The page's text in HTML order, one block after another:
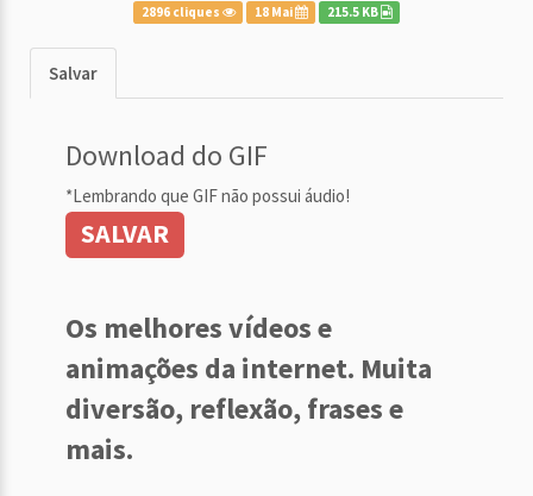
2896 cliques 18 Mai 215.5 KB
Salvar
Download do GIF
*Lembrando que GIF não possui áudio!
SALVAR
Os melhores vídeos e
animações da internet. Muita
diversão, reflexão, frases e
mais.